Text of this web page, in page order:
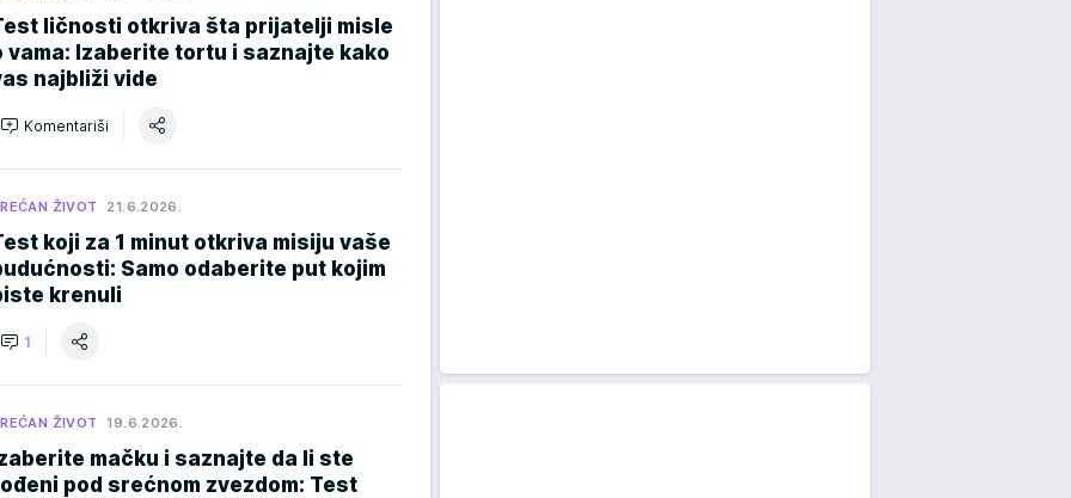
ličnosti otkriva šta prijatelji misle
vama: Izaberite tortu i saznajte kako
najbliži vide
Komentariši
ŽIVOT 21.6.2026.
koji za 1 minut otkriva misiju vaše
Samo odaberite put kojim
krenuli
1
ŽIVOT 19.6.2026.
mačku i saznajte da li ste
pod srećnom zvezdom: Test